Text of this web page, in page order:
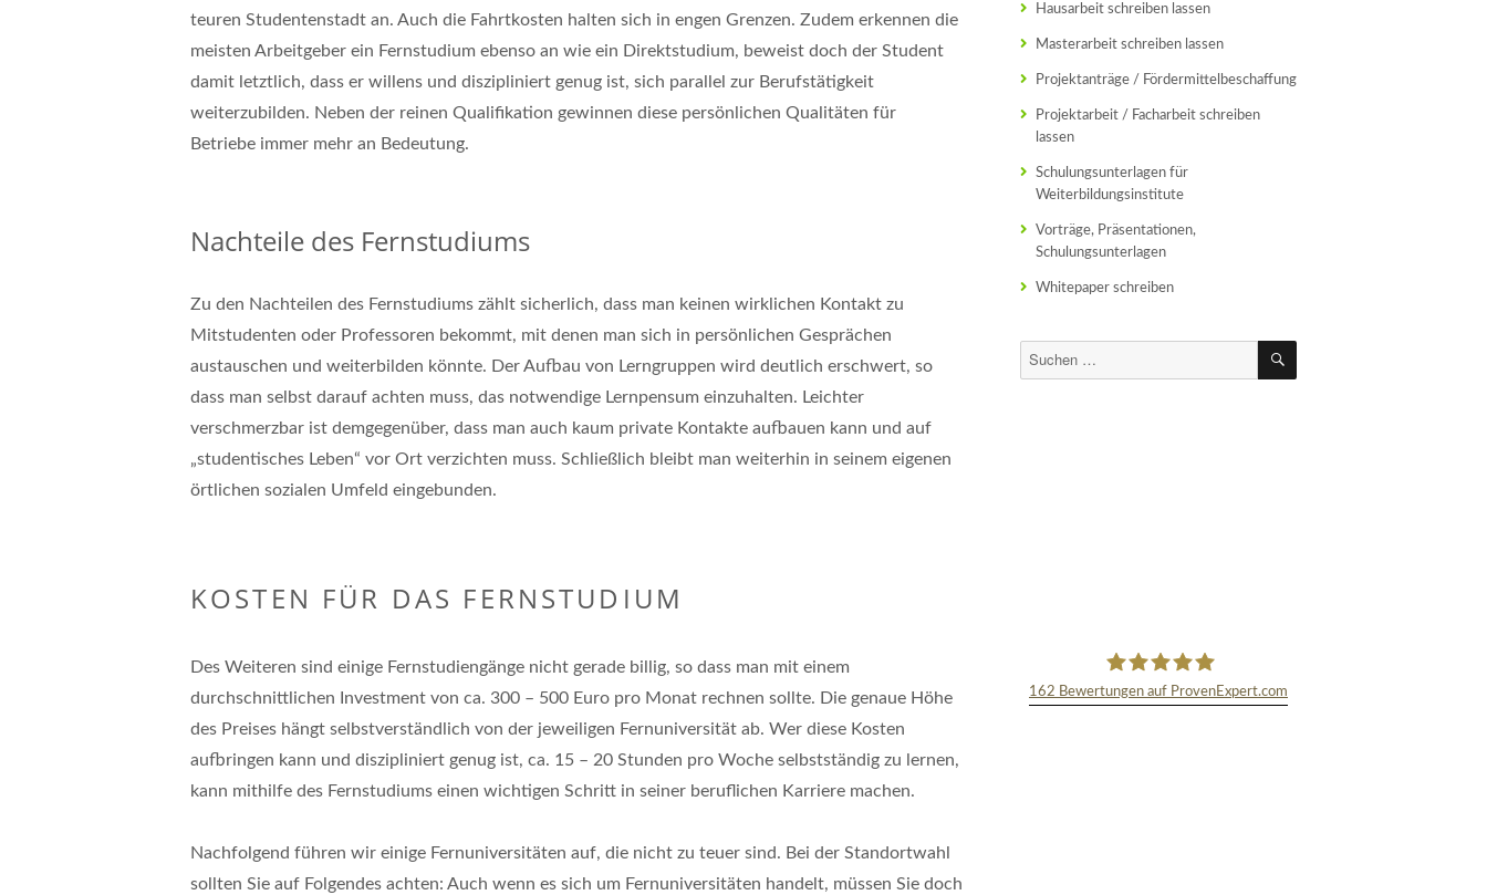
teuren Studentenstadt an. Auch die Fahrtkosten halten sich in engen Grenzen. Zudem erkennen die
meisten Arbeitgeber ein Fernstudium ebenso an wie ein Direktstudium, beweist doch der Student
damit letztlich, dass er willens und diszipliniert genug ist, sich parallel zur Berufstätigkeit
weiterzubilden. Neben der reinen Qualifikation gewinnen diese persönlichen Qualitäten für
Betriebe immer mehr an Bedeutung.
Nachteile des Fernstudiums
Zu den Nachteilen des Fernstudiums zählt sicherlich, dass man keinen wirklichen Kontakt zu
Mitstudenten oder Professoren bekommt, mit denen man sich in persönlichen Gesprächen
austauschen und weiterbilden könnte. Der Aufbau von Lerngruppen wird deutlich erschwert, so
dass man selbst darauf achten muss, das notwendige Lernpensum einzuhalten. Leichter
verschmerzbar ist demgegenüber, dass man auch kaum private Kontakte aufbauen kann und auf
„studentisches Leben“ vor Ort verzichten muss. Schließlich bleibt man weiterhin in seinem eigenen
örtlichen sozialen Umfeld eingebunden.
KOSTEN FÜR DAS FERNSTUDIUM
Des Weiteren sind einige Fernstudiengänge nicht gerade billig, so dass man mit einem
durchschnittlichen Investment von ca. 300 – 500 Euro pro Monat rechnen sollte. Die genaue Höhe
des Preises hängt selbstverständlich von der jeweiligen Fernuniversität ab. Wer diese Kosten
aufbringen kann und diszipliniert genug ist, ca. 15 – 20 Stunden pro Woche selbstständig zu lernen,
kann mithilfe des Fernstudiums einen wichtigen Schritt in seiner beruflichen Karriere machen.
Nachfolgend führen wir einige Fernuniversitäten auf, die nicht zu teuer sind. Bei der Standortwahl
sollten Sie auf Folgendes achten: Auch wenn es sich um Fernuniversitäten handelt, müssen Sie doch
Hausarbeit schreiben lassen
Masterarbeit schreiben lassen
Projektanträge / Fördermittelbeschaffung
Projektarbeit / Facharbeit schreiben
lassen
Schulungsunterlagen für
Weiterbildungsinstitute
Vorträge, Präsentationen,
Schulungsunterlagen
Whitepaper schreiben
Suchen
nach:
SUCHEN
162 Bewertungen auf ProvenExpert.com